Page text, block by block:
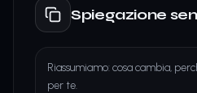
Spiegazione
Riassumiamo: cosa cambia,
per te.